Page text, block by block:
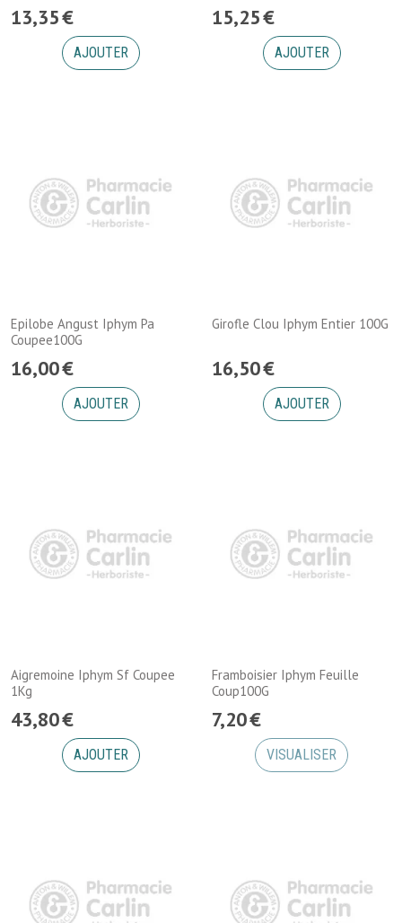
13,35€
AJOUTER
15,25€
AJOUTER
Epilobe Angust Iphym Pa
Coupee100G
16,00€
AJOUTER
Girofle Clou Iphym Entier 100G
16,50€
AJOUTER
Aigremoine Iphym Sf Coupee
1Kg
43,80€
AJOUTER
Framboisier Iphym Feuille
Coup100G
7,20€
VISUALISER